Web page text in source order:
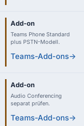
Add-on
Teams Phone Standard
plus PSTN-Modell.
Teams-Add-ons→
Add-on
Audio Conferencing
separat prüfen.
Teams-Add-ons→